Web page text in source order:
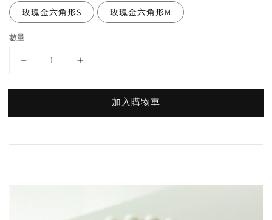
玫瑰金六角形S 玫瑰金六角形M
數量
加入購物車